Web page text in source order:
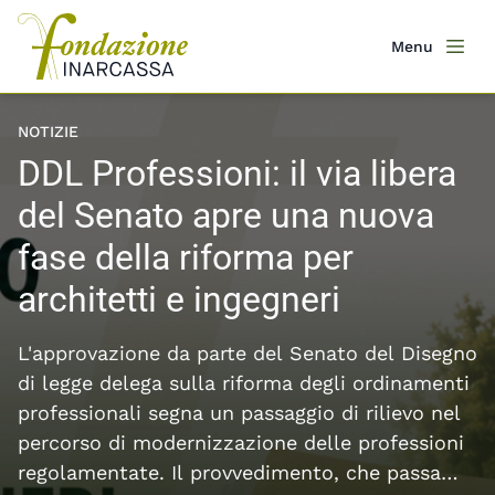
Salta
contenuto
principale
Menu
NOTIZIE
DDL Professioni: il via libera
del Senato apre una nuova
fase della riforma per
architetti e ingegneri
L'approvazione da parte del Senato del Disegno
di legge delega sulla riforma degli ordinamenti
professionali segna un passaggio di rilievo nel
percorso di modernizzazione delle professioni
regolamentate. Il provvedimento, che passa